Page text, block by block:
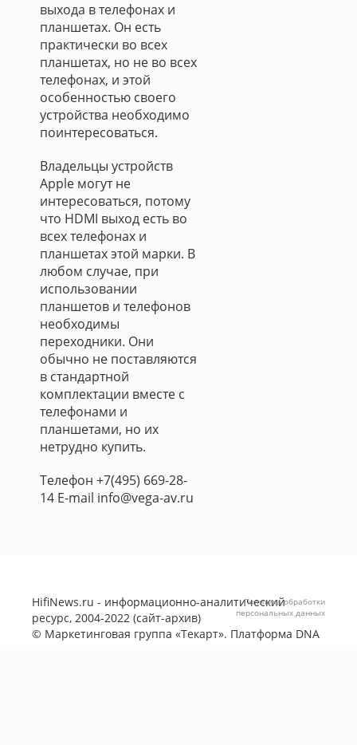
выхода в телефонах и
планшетах. Он есть
практически во всех
планшетах, но не во всех
телефонах, и этой
особенностью своего
устройства необходимо
поинтересоваться.
Владельцы устройств
Apple могут не
интересоваться, потому
что HDMI выход есть во
всех телефонах и
планшетах этой марки. В
любом случае, при
использовании
планшетов и телефонов
необходимы
переходники. Они
обычно не поставляются
в стандартной
комплектации вместе с
телефонами и
планшетами, но их
нетрудно купить.
Телефон +7(495) 669-28-
14 E-mail info@vega-av.ru
HifiNews.ru - информационно-аналитический
ресурс, 2004-2022 (сайт-архив)
© Маркетинговая группа «Текарт». Платформа DNA
Политика обработки
персональных данных